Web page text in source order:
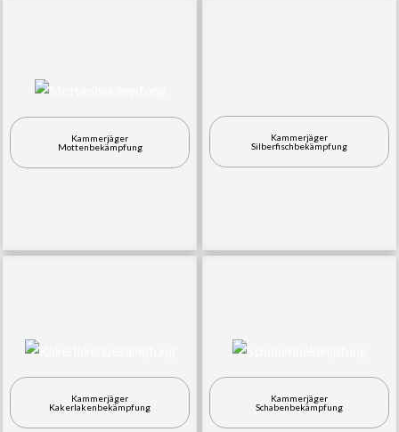
Kammerjäger
Mottenbekämpfung
Kammerjäger
Silberfischbekämpfung
Kammerjäger
Kakerlakenbekämpfung
Kammerjäger
Schabenbekämpfung